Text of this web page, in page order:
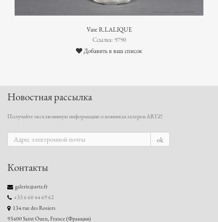
Vase R.LALIQUE
Ссылка: 9790
Добавить в ваш список
Новостная рассылка
Получайте эксклюзивную информацию о новинках галереи ARTZ!
ok
Контакты
galerie@artz.fr
+33 6 60 44 69 62
134 rue des Rosiers
93400 Saint Ouen, France (Франция)